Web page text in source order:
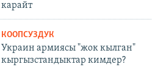
карайт
КООПСУЗДУК
Украин армиясы "жок кылган"
кыргызстандыктар кимдер?